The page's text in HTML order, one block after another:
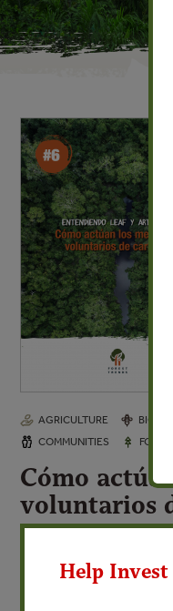
AGRICULTURE
COMMUNITIES
Cómo
voluntarios
deforestación
Help